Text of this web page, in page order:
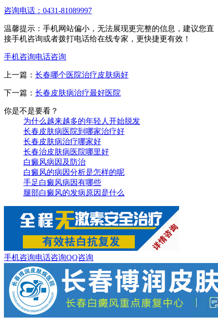
咨询电话：0431-81089997
温馨提示：手机网站偏小，无法展现更完整的信息，建议您直
接手机咨询或者拨打电话给在线专家，更快捷更有效！
手机咨询电话咨询
上一篇： 长春哪个医院治疗皮肤病好
下一篇： 长春皮肤病治疗最好医院
你是不是要看？
为什么越来越多的年轻人开始脱发
长春皮肤病医院到哪家治疗好
长春皮肤病治疗哪家好
长春治皮肤病医院哪里好
白癜风病因及防治
白癜风的病因分析是怎样的呢
手足白癜风病因有哪些
腿部白癜风的发病原因是什么
手机咨询电话咨询QQ咨询